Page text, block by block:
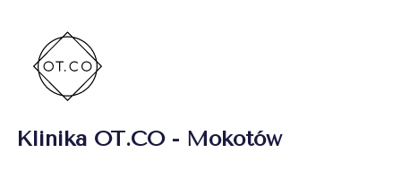
Klinika OT.CO - Mokotów